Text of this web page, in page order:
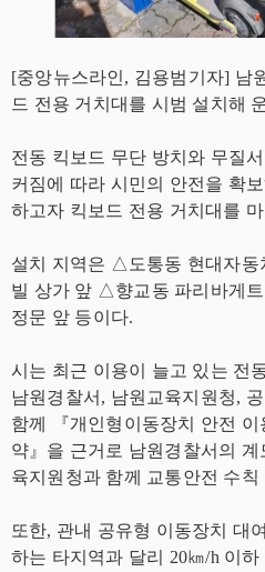
[중앙뉴스라인, 김용범기자] 남
드 전용 거치대를 시범 설치해
전동 킥보드 무단 방치와 무질
커짐에 따라 시민의 안전을 확
하고자 킥보드 전용 거치대를
설치 지역은 △도통동 현대자동
빌 상가 앞 △향교동 파리바게
정문 앞 등이다.
시는 최근 이용이 늘고 있는 전
남원경찰서, 남원교육지원청,
함께 『개인형이동장치 안전
약』을 근거로 남원경찰서의 계
육지원청과 함께 교통안전 수칙
또한, 관내 공유형 이동장치 대
하는 타지역과 달리 20㎞/h 이